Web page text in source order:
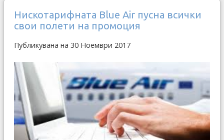
Нискотарифната Blue Air пусна всички
свои полети на промоция
Публикувана на 30 Ноември 2017